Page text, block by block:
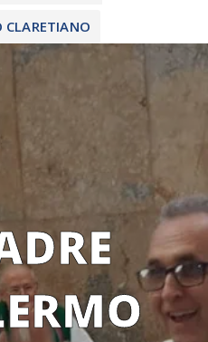
CLARETIANO